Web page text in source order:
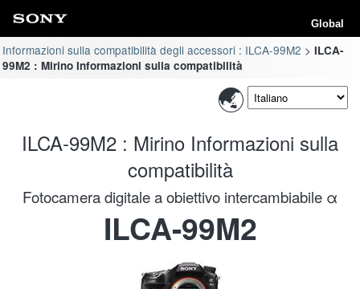
Global
Informazioni sulla compatibilità degli accessori : ILCA-99M2
ILCA-
99M2 : Mirino Informazioni sulla compatibilità
ILCA-99M2 : Mirino Informazioni sulla
compatibilità
Fotocamera digitale a obiettivo intercambiabile α
ILCA-99M2